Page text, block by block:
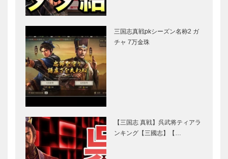
三国志真戦pkシーズン名称2 ガ
チャ 7万金珠
【三国志 真戦】呉武将ティアラ
ンキング【三國志】【…